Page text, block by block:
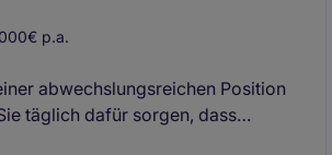
p.a.
abwechslungsreichen Position
täglich dafür sorgen, dass